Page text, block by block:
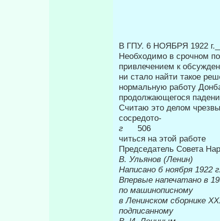
В ГПУ. 6 НОЯБРЯ 1922
Необходимо в срочном
привле­чением к
ни стало найти такое
нормальную работу
продолжающегося
Считаю это делом
сосредото-
г 506
читься на этой работе
Председатель Совета
В. Ульянов (Ленин)
Написано б ноября 1922
Впервые
по машинописному
в Ленинском сборнике
подписанному